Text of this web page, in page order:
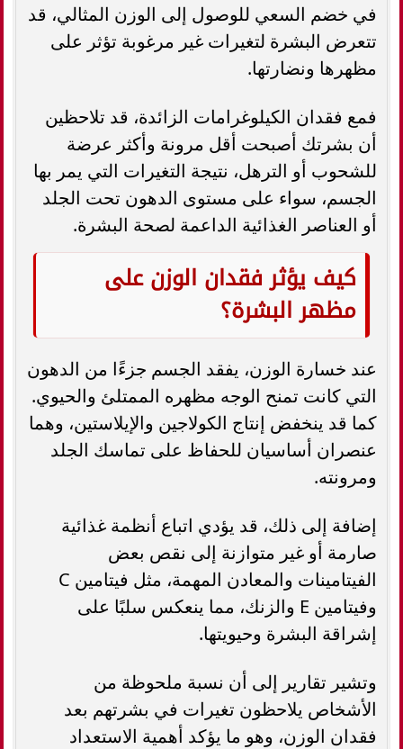
في خضم السعي للوصول إلى الوزن المثالي، قد
تتعرض البشرة لتغيرات غير مرغوبة تؤثر على
مظهرها ونضارتها.
فمع فقدان الكيلوغرامات الزائدة، قد تلاحظين
أن بشرتك أصبحت أقل مرونة وأكثر عرضة
للشحوب أو الترهل، نتيجة التغيرات التي يمر بها
الجسم، سواء على مستوى الدهون تحت الجلد
أو العناصر الغذائية الداعمة لصحة البشرة.
كيف يؤثر فقدان الوزن على
مظهر البشرة؟
عند خسارة الوزن، يفقد الجسم جزءًا من الدهون
التي كانت تمنح الوجه مظهره الممتلئ والحيوي.
كما قد ينخفض إنتاج الكولاجين والإيلاستين، وهما
عنصران أساسيان للحفاظ على تماسك الجلد
ومرونته.
إضافة إلى ذلك، قد يؤدي اتباع أنظمة غذائية
صارمة أو غير متوازنة إلى نقص بعض
الفيتامينات والمعادن المهمة، مثل فيتامين C
وفيتامين E والزنك، مما ينعكس سلبًا على
إشراقة البشرة وحيويتها.
وتشير تقارير إلى أن نسبة ملحوظة من
الأشخاص يلاحظون تغيرات في بشرتهم بعد
فقدان الوزن، وهو ما يؤكد أهمية الاستعداد